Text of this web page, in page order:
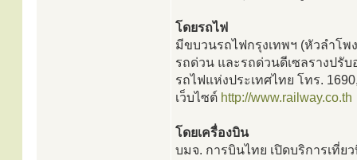
โดยรถไฟ
มีขบวนรถไฟกรุงเทพฯ (หัวลำโ
รถด่วน และรถด่วนดีเซลรางปรั
รถไฟแห่งประเทศไทย โทร.
เว็บไซต์ http://www.railway.co.th
โดยเครื่องบิน
บมจ. การบินไทย เปิดบริการเที่